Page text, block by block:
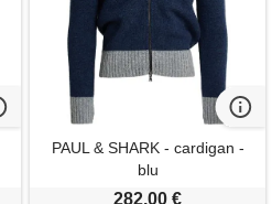
PAUL & SHARK - cardigan -
blu
282,00 €